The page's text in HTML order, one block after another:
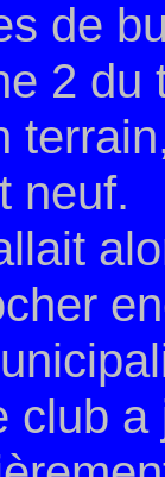
de
2 du
neuf.
club